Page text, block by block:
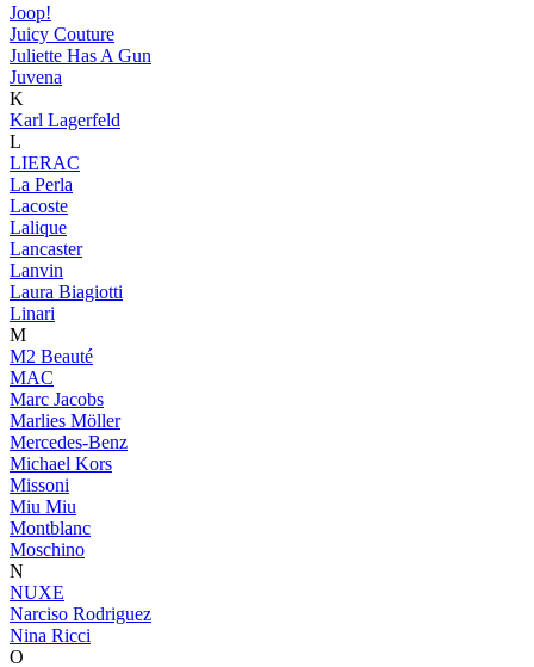
Joop!
Juicy Couture
Juliette Has A Gun
Juvena
K
Karl Lagerfeld
L
LIERAC
La Perla
Lacoste
Lalique
Lancaster
Lanvin
Laura Biagiotti
Linari
M
M2 Beauté
MAC
Marc Jacobs
Marlies Möller
Mercedes-Benz
Michael Kors
Missoni
Miu Miu
Montblanc
Moschino
N
NUXE
Narciso Rodriguez
Nina Ricci
O